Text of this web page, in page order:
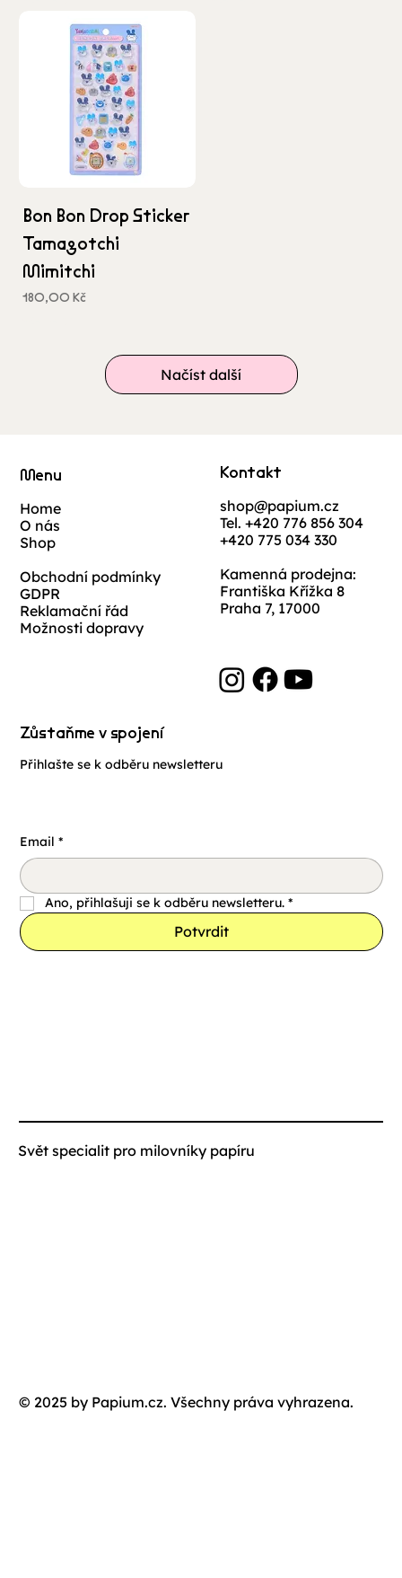
Bon Bon Drop Sticker
Tamagotchi
Mimitchi
Cena
180,00 Kč
Načíst další
Kontakt
shop@papium.cz
Tel. +420 776 856 304
+420 775 034 330
Kamenná prodejna:
Františka Křížka 8
Praha 7, 17000
Menu
Home
O nás
Shop
Obchodní podmínky
GDPR
Reklamační řád
Možnosti dopravy
Svět specialit pro milovníky papíru
© 2025 by Papium.cz. Všechny práva vyhrazena.
Zůstaňme v spojení
Přihlašte se k odběru newsletteru
Email *
Ano, přihlašuji se k odběru newsletteru. *
Potvrdit